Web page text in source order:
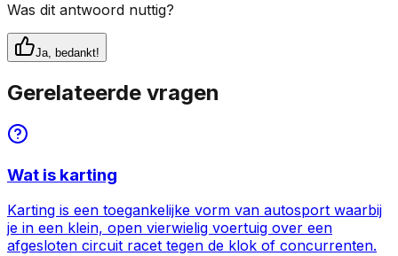
Was dit antwoord nuttig?
Ja, bedankt!
Gerelateerde vragen
Wat is karting
Karting is een toegankelijke vorm van autosport waarbij
je in een klein, open vierwielig voertuig over een
afgesloten circuit racet tegen de klok of concurrenten.